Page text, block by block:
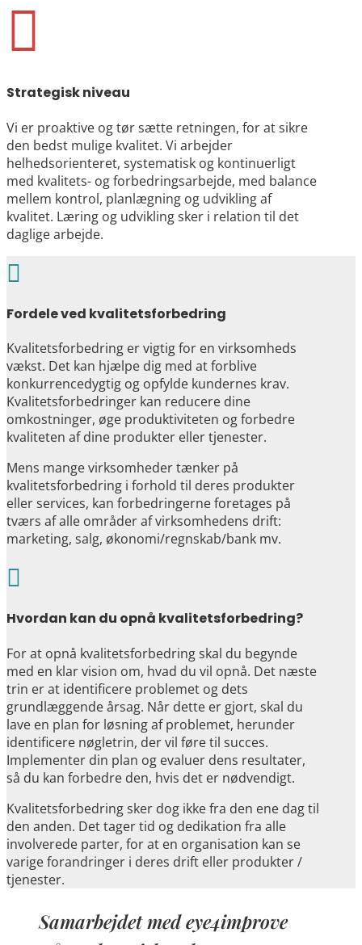

Strategisk niveau
Vi er proaktive og tør sætte retningen, for at sikre
den bedst mulige kvalitet. Vi arbejder
helhedsorienteret, systematisk og kontinuerligt
med kvalitets- og forbedringsarbejde, med balance
mellem kontrol, planlægning og udvikling af
kvalitet. Læring og udvikling sker i relation til det
daglige arbejde.

Fordele ved kvalitetsforbedring
Kvalitetsforbedring er vigtig for en virksomheds
vækst. Det kan hjælpe dig med at forblive
konkurrencedygtig og opfylde kundernes krav.
Kvalitetsforbedringer kan reducere dine
omkostninger, øge produktiviteten og forbedre
kvaliteten af dine produkter eller tjenester.
Mens mange virksomheder tænker på
kvalitetsforbedring i forhold til deres produkter
eller services, kan forbedringerne foretages på
tværs af alle områder af virksomhedens drift:
marketing, salg, økonomi/regnskab/bank mv.

Hvordan kan du opnå kvalitetsforbedring?
For at opnå kvalitetsforbedring skal du begynde
med en klar vision om, hvad du vil opnå. Det næste
trin er at identificere problemet og dets
grundlæggende årsag. Når dette er gjort, skal du
lave en plan for løsning af problemet, herunder
identificere nøgletrin, der vil føre til succes.
Implementer din plan og evaluer dens resultater,
så du kan forbedre den, hvis det er nødvendigt.
Kvalitetsforbedring sker dog ikke fra den ene dag til
den anden. Det tager tid og dedikation fra alle
involverede parter, for at en organisation kan se
varige forandringer i deres drift eller produkter /
tjenester.
Samarbejdet med eye4improve